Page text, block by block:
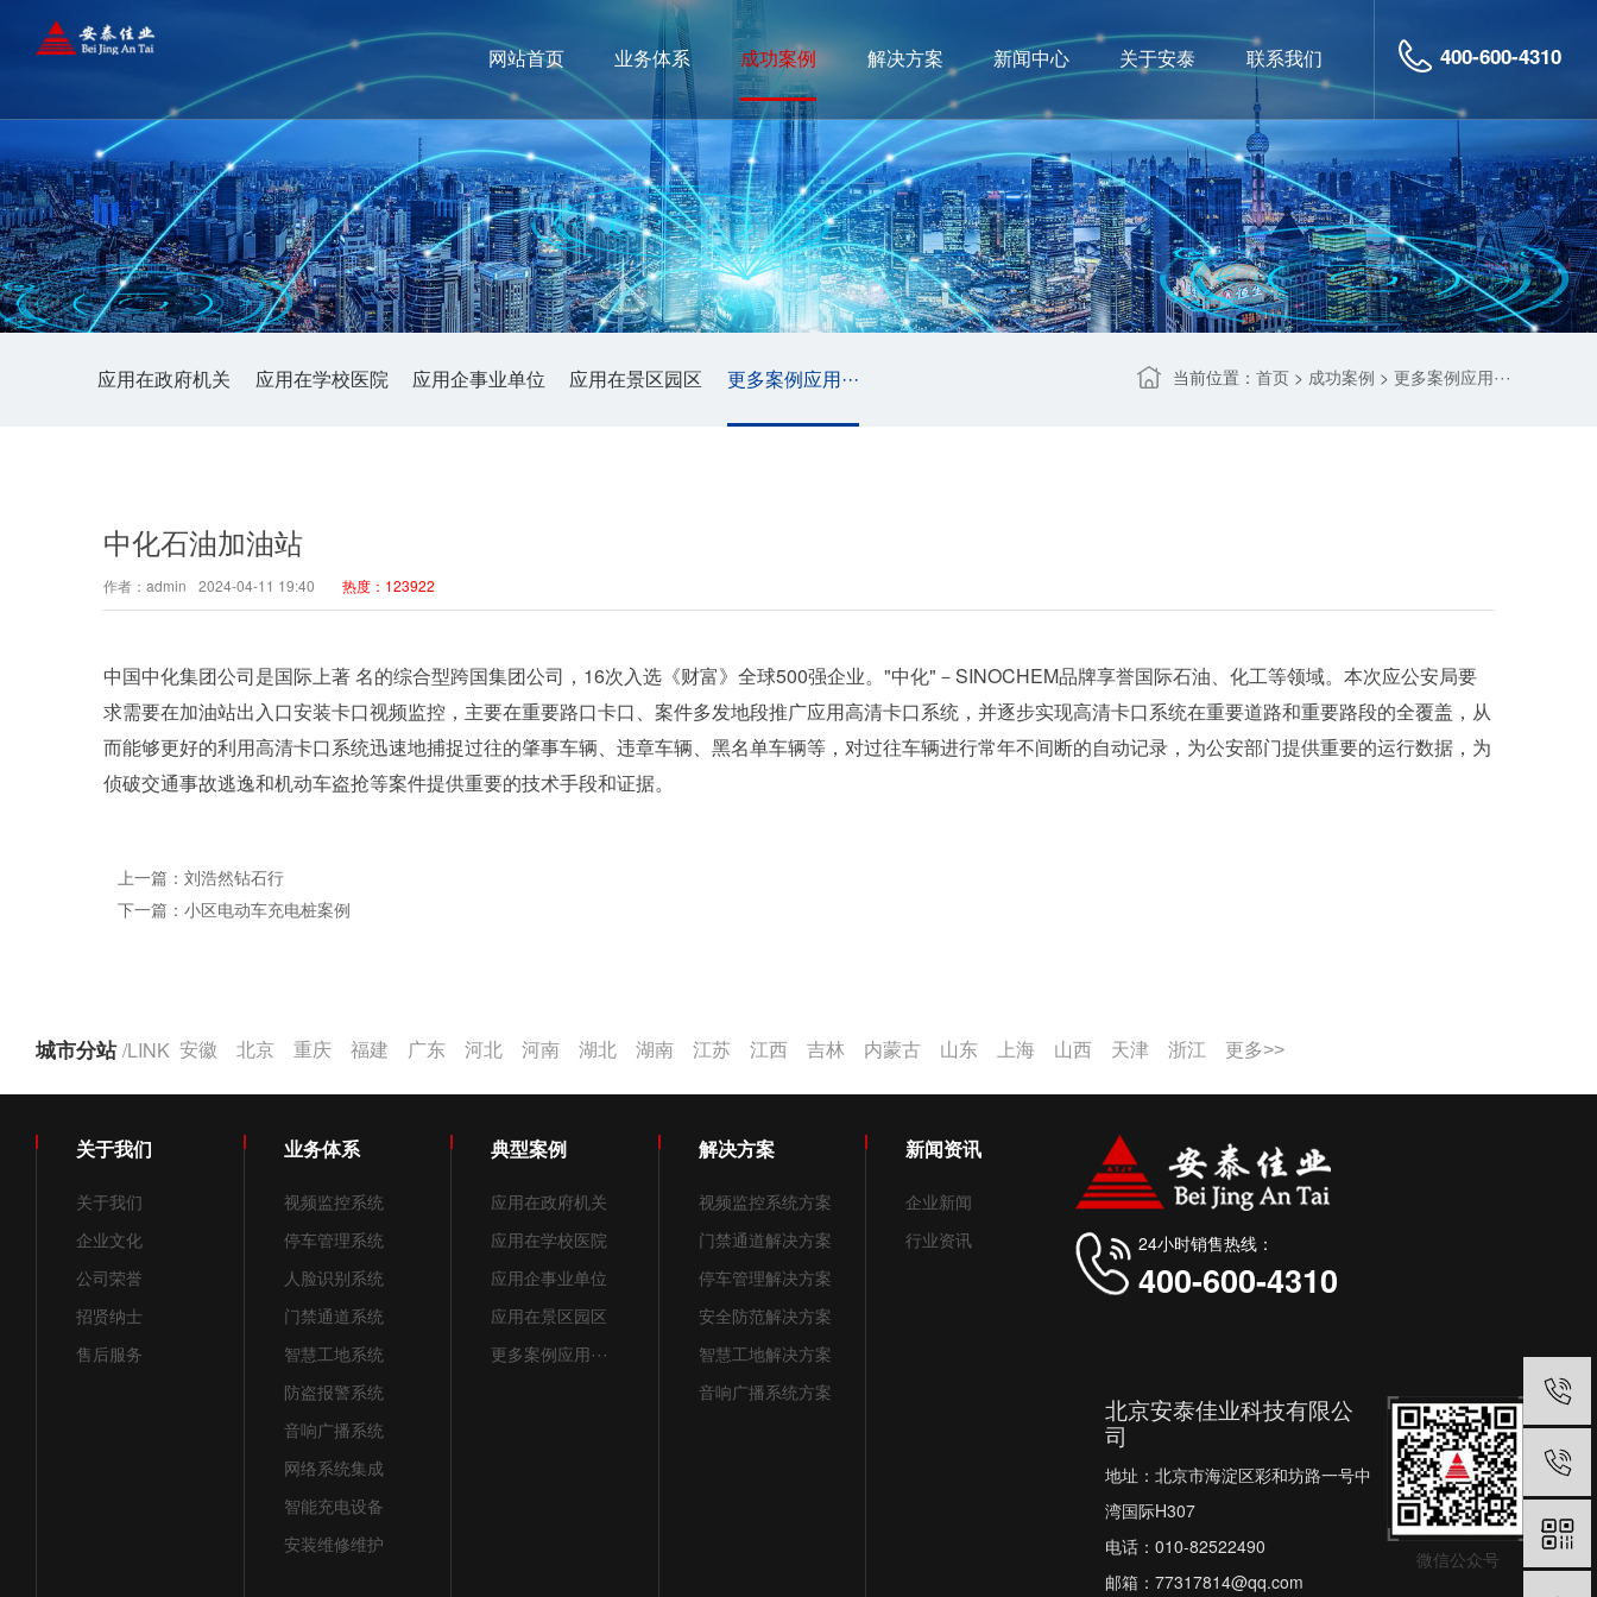
网站首页 业务体系 成功案例 解决方案 新闻中心 关于安泰 联系我们 400-600-4310
应用在政府机关 应用在学校医院 应用企事业单位 应用在景区园区 更多案例应用··· 当前位置： 首页 > 成功案例 > 更多案例应用···
中化石油加油站
作者：admin 2024-04-11 19:40 热度：123922
中国中化集团公司是国际上著 名的综合型跨国集团公司，16次入选《财富》全球500强企业。"中化"－SINOCHEM品牌享誉国际石油、化工等领域。本次应公安局要
求需要在加油站出入口安装卡口视频监控，主要在重要路口卡口、案件多发地段推广应用高清卡口系统，并逐步实现高清卡口系统在重要道路和重要路段的全覆盖，从
而能够更好的利用高清卡口系统迅速地捕捉过往的肇事车辆、违章车辆、黑名单车辆等，对过往车辆进行常年不间断的自动记录，为公安部门提供重要的运行数据，为
侦破交通事故逃逸和机动车盗抢等案件提供重要的技术手段和证据。
上一篇：刘浩然钻石行
下一篇：小区电动车充电桩案例
城市分站/LINK 安徽 北京 重庆 福建 广东 河北 河南 湖北 湖南 江苏 江西 吉林 内蒙古 山东 上海 山西 天津 浙江 更多>>
关于我们
关于我们
企业文化
公司荣誉
招贤纳士
售后服务
业务体系
视频监控系统
停车管理系统
人脸识别系统
门禁通道系统
智慧工地系统
防盗报警系统
音响广播系统
网络系统集成
智能充电设备
安装维修维护
典型案例
应用在政府机关
应用在学校医院
应用企事业单位
应用在景区园区
更多案例应用···
解决方案
视频监控系统方案
门禁通道解决方案
停车管理解决方案
安全防范解决方案
智慧工地解决方案
音响广播系统方案
新闻资讯
企业新闻
行业资讯
24小时销售热线：
400-600-4310
北京安泰佳业科技有限公
司
地址：北京市海淀区彩和坊路一号中
湾国际H307
电话：010-82522490
邮箱：77317814@qq.com
微信公众号